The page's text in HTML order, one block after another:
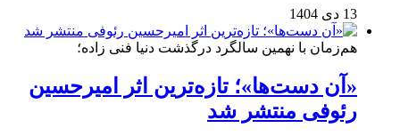
13 دی 1404
هم‌زمان با نهمین سالگرد درگذشت دنیا فنی زاده؛
«آن دست‌ها»؛ تازه‌ترین اثر امیرحسین
رئوفی منتشر شد